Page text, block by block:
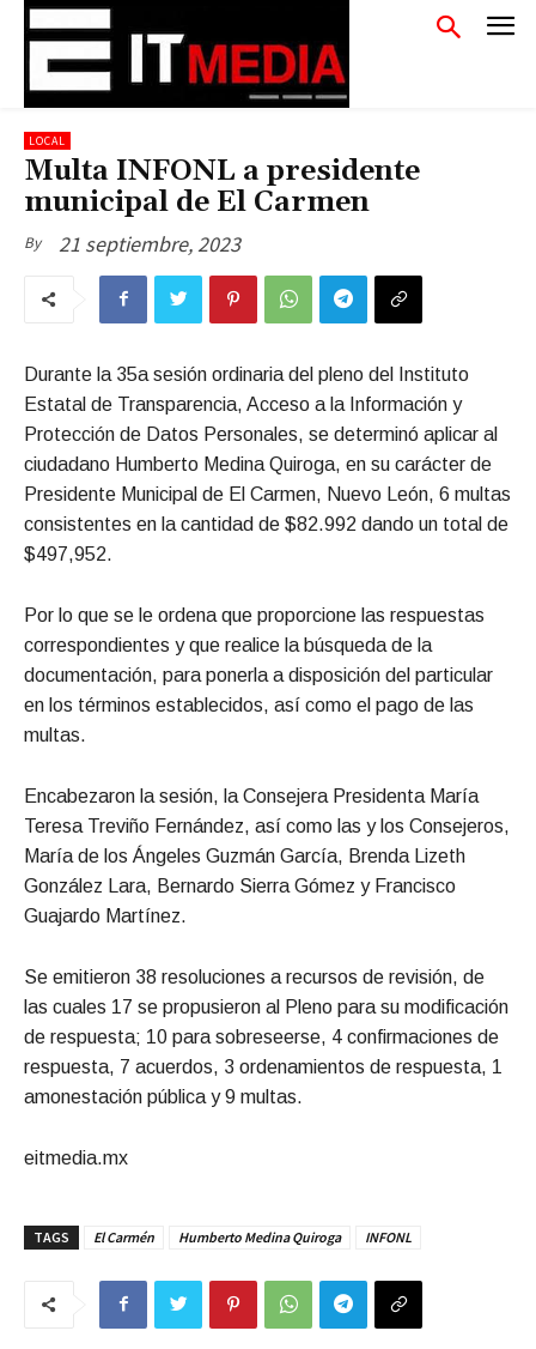
LOCAL
Multa INFONL a presidente
municipal de El Carmen
By 21 septiembre, 2023
Durante la 35a sesión ordinaria del pleno del Instituto
Estatal de Transparencia, Acceso a la Información y
Protección de Datos Personales, se determinó aplicar al
ciudadano Humberto Medina Quiroga, en su carácter de
Presidente Municipal de El Carmen, Nuevo León, 6 multas
consistentes en la cantidad de $82.992 dando un total de
$497,952.
Por lo que se le ordena que proporcione las respuestas
correspondientes y que realice la búsqueda de la
documentación, para ponerla a disposición del particular
en los términos establecidos, así como el pago de las
multas.
Encabezaron la sesión, la Consejera Presidenta María
Teresa Treviño Fernández, así como las y los Consejeros,
María de los Ángeles Guzmán García, Brenda Lizeth
González Lara, Bernardo Sierra Gómez y Francisco
Guajardo Martínez.
Se emitieron 38 resoluciones a recursos de revisión, de
las cuales 17 se propusieron al Pleno para su modificación
de respuesta; 10 para sobreseerse, 4 confirmaciones de
respuesta, 7 acuerdos, 3 ordenamientos de respuesta, 1
amonestación pública y 9 multas.
eitmedia.mx
TAGS El Carmén Humberto Medina Quiroga INFONL